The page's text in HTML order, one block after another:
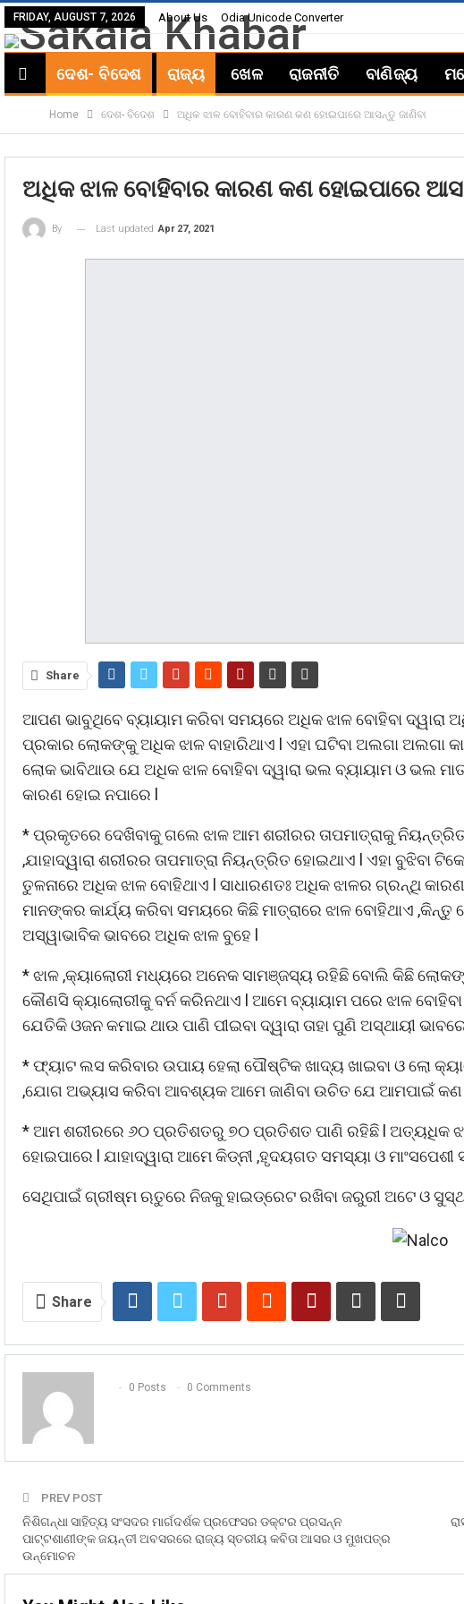
FRIDAY, AUGUST 7, 2026 About Us Odia Unicode Converter
ଦେଶ- ବିଦେଶ ରାଜ୍ୟ ଖେଳ ରାଜନୀତି ବାଣିଜ୍ୟ
Home ଦେଶ- ବିଦେଶ ଅଧିକ ଝାଳ ବୋହିବାର କାରଣ କଣ ହୋଇପାରେ ଆସନ୍ତୁ ଜାଣିବା
ଅଧିକ ଝାଳ ବୋହିବାର କାରଣ କଣ ହୋଇପାରେ
By Last updated Apr 27, 2021
Share
ଆପଣ ଭାବୁଥିବେ ବ୍ୟାୟାମ କରିବା ସମୟରେ ଅଧିକ ଝାଳ ବୋହିବା
ପ୍ରକାର ଲୋକଙ୍କୁ ଅଧିକ ଝାଳ ବାହାରିଥାଏ l ଏହା ଘଟିବା ଅଲଗା
ଲୋକ ଭାବିଥାଉ ଯେ ଅଧିକ ଝାଳ ବୋହିବା ଦ୍ୱାରା ଭଲ ବ୍ୟାୟାମ ଓ ଭଲ
କାରଣ ହୋଇ ନପାରେ l
* ପ୍ରକୃତରେ ଦେଖିବାକୁ ଗଲେ ଝାଳ ଆମ ଶରୀରର ତାପମାତ୍ରାକୁ
,ଯାହାଦ୍ୱାରା ଶରୀରର ତାପମାତ୍ରା ନିୟନ୍ତ୍ରିତ ହୋଇଥାଏ l ଏହା
ତୁଳନାରେ ଅଧିକ ଝାଳ ବୋହିଥାଏ l ସାଧାରଣତଃ ଅଧିକ ଝାଳର ଗ୍ରନ୍ଥି
ମାନଙ୍କର କାର୍ଯ୍ୟ କରିବା ସମୟରେ କିଛି ମାତ୍ରାରେ ଝାଳ ବୋହିଥାଏ
ଅସ୍ୱାଭାବିକ ଭାବରେ ଅଧିକ ଝାଳ ବୁହେ l
* ଝାଳ ,କ୍ୟାଲୋରୀ ମଧ୍ୟରେ ଅନେକ ସାମଞ୍ଜସ୍ୟ ରହିଛି ବୋଲି କିଛି
କୌଣସି କ୍ୟାଲୋରୀକୁ ବର୍ନ କରିନଥାଏ l ଆମେ ବ୍ୟାୟାମ ପରେ ଝାଳ
ଯେତିକି ଓଜନ କମାଇ ଥାଉ ପାଣି ପୀଇବା ଦ୍ୱାରା ତାହା ପୁଣି ଅସ୍ଥାୟୀ
* ଫ୍ୟାଟ ଲସ କରିବାର ଉପାୟ ହେଲା ପୌଷ୍ଟିକ ଖାଦ୍ୟ ଖାଇବା ଓ ଲୋ
,ଯୋଗ ଅଭ୍ୟାସ କରିବା ଆବଶ୍ୟକ ଆମେ ଜାଣିବା ଉଚିତ ଯେ ଆମପାଇଁ କଣ
* ଆମ ଶରୀରରେ ୬୦ ପ୍ରତିଶତରୁ ୭୦ ପ୍ରତିଶତ ପାଣି ରହିଛି l ଅତ୍ୟଧିକ
ହୋଇପାରେ l ଯାହାଦ୍ୱାରା ଆମେ କିଡ୍ନୀ ,ହୃଦୟଗତ ସମସ୍ୟା ଓ ମାଂସପେଶୀ
ସେଥିପାଇଁ ଗ୍ରୀଷ୍ମ ଋତୁରେ ନିଜକୁ ହାଇଡ୍ରେଟ ରଖିବା ଜରୁରୀ ଅଟେ ଓ
Share
0 Posts 0 Comments
PREV POST
ନିଶିଗନ୍ଧା ସାହିତ୍ୟ ସଂସଦର ମାର୍ଗଦର୍ଶକ ପ୍ରଫେସର ଡକ୍ଟର ପ୍ରସନ୍ନ
ପାଟ୍ଟଶାଣୀଙ୍କ ଜୟନ୍ତୀ ଅବସରରେ ରାଜ୍ୟ ସ୍ତରୀୟ କବିତା ଆସର ଓ ମୁଖପତ୍ର
ଉନ୍ମୋଚନ